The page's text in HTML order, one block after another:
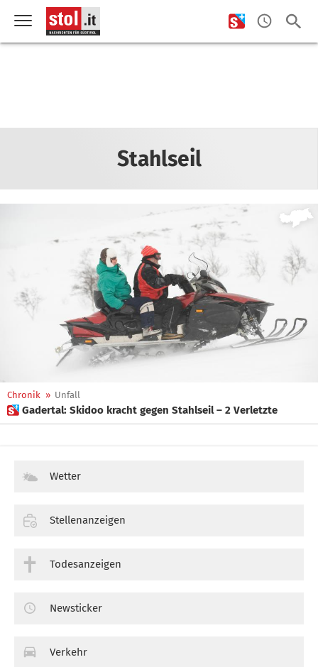
Stahlseil
Chronik » Unfall
 Gadertal: Skidoo kracht gegen Stahlseil – 2 Verletzte
Wetter
Stellenanzeigen
Todesanzeigen
Newsticker
Verkehr